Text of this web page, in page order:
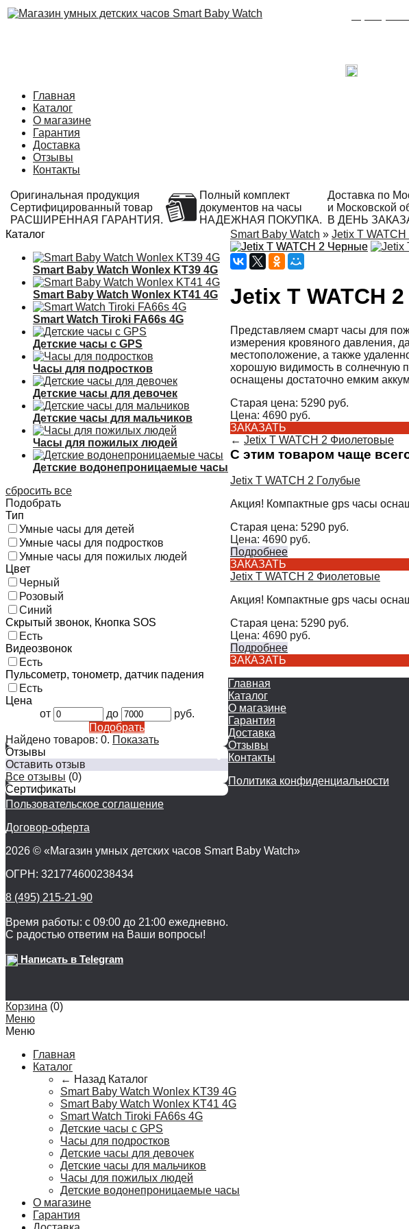
Главная
Каталог
О магазине
Гарантия
Доставка
Отзывы
Контакты
Оригинальная продукция
Сертифицированный товар
РАСШИРЕННАЯ ГАРАНТИЯ.
Полный комплект
документов на часы
НАДЕЖНАЯ ПОКУПКА.
Доставка по
и Московской
В ДЕНЬ
Каталог
Smart Baby Watch Wonlex KT39 4G
Smart Baby Watch Wonlex KT41 4G
Smart Watch Tiroki FA66s 4G
Детские часы с GPS
Часы для подростков
Детские часы для девочек
Детские часы для мальчиков
Часы для пожилых людей
Детские водонепроницаемые часы
сбросить все
Подобрать
Тип
Умные часы для детей
Умные часы для подростков
Умные часы для пожилых людей
Цвет
Черный
Розовый
Синий
Скрытый звонок, Кнопка SOS
Есть
Видеозвонок
Есть
Пульсометр, тонометр, датчик падения
Есть
Цена
от
до
руб.
Подобрать
Найдено товаров: 0. Показать
Отзывы
Оставить отзыв
Все отзывы (0)
Сертификаты
Smart Baby Watch » Jetix T WATCH
Jetix T WATCH
Представляем смарт часы для
измерения кровяного давления,
местоположение, а также
хорошую видимость в солнечную
оснащены достаточно емким
Старая цена: 5290 руб.
Цена: 4690 руб.
ЗАКАЗАТЬ
← Jetix T WATCH 2 Фиолетовые
С этим товаром чаще
Jetix T WATCH 2 Голубые
Акция! Компактные gps часы
Старая цена: 5290 руб.
Цена: 4690 руб.
Подробнее
ЗАКАЗАТЬ
Jetix T WATCH 2 Фиолетовые
Акция! Компактные gps часы
Старая цена: 5290 руб.
Цена: 4690 руб.
Подробнее
ЗАКАЗАТЬ
Главная
Каталог
О магазине
Гарантия
Доставка
Отзывы
Контакты
Политика конфиденциальности
Пользовательское соглашение
Договор-оферта
2026 © «Магазин умных детских часов Smart Baby Watch»
ОГРН: 321774600238434
8 (495) 215-21-90
Время работы: с 09:00 до 21:00 ежедневно.
С радостью ответим на Ваши вопросы!
Написать в Telegram
Корзина (0)
Меню
Меню
Главная
Каталог
← Назад Каталог
Smart Baby Watch Wonlex KT39 4G
Smart Baby Watch Wonlex KT41 4G
Smart Watch Tiroki FA66s 4G
Детские часы с GPS
Часы для подростков
Детские часы для девочек
Детские часы для мальчиков
Часы для пожилых людей
Детские водонепроницаемые часы
О магазине
Гарантия